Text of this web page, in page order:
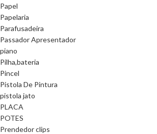
Papel
Papelaria
Parafusadeira
Passador Apresentador
piano
Pilha,bateria
Pincel
Pistola De Pintura
pistola jato
PLACA
POTES
Prendedor clips